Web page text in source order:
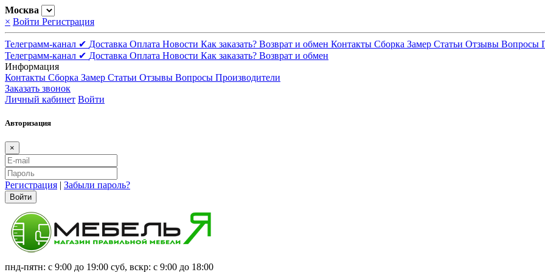
Москва
× Войти Регистрация
Телеграмм-канал ✔ Доставка Оплата Новости Как заказать? Возврат и обмен Контакты Сборка Замер Статьи Отзывы Вопросы
Телеграмм-канал ✔ Доставка Оплата Новости Как заказать? Возврат и обмен
Информация
Контакты Сборка Замер Статьи Отзывы Вопросы Производители
Заказать звонок
Личный кабинет Войти
Авторизация
×
Регистрация | Забыли пароль?
Войти
пнд-пятн: с 9:00 до 19:00 суб, вскр: с 9:00 до 18:00